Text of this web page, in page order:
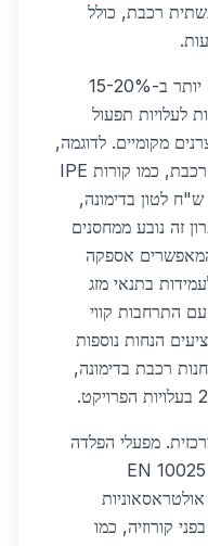
רכבת, כולל
מחירי הפלדה באזור הדרום נמוכים יותר ב-15-20%
לעלויות תפעול
מקומיים. לדוגמה,
פרופילי פלדה סטנדרטיים לתחנות רכבת, כמו קורות IPE
בגודל 200 מ"מ, עולים כ-4,500 ש"ח לטון בדימונה,
יתרון זה נובע ממחסנים
אספקה
בתנאי מזג
קשים בדרום. בשנת 2026, עם התרחבות קווי
הנחות נוספות
רכבת בדימונה,
מפעלי הפלדה
בדרום עומדים בתקנים האירופיים EN 10025
קורוזיה, כמו